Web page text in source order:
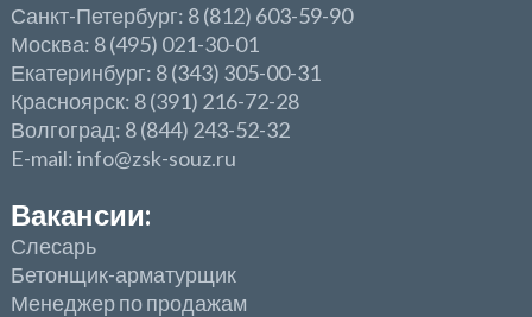
Санкт-Петербург: 8 (812) 603-59-90
Москва: 8 (495) 021-30-01
Екатеринбург: 8 (343) 305-00-31
Красноярск: 8 (391) 216-72-28
Волгоград: 8 (844) 243-52-32
E-mail: info@zsk-souz.ru
Вакансии:
Слесарь
Бетонщик-арматурщик
Менеджер по продажам